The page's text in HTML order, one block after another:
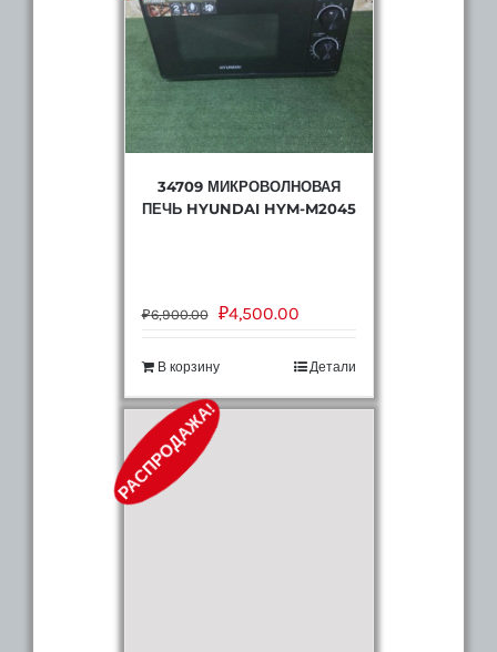
34709 МИКРОВОЛНОВАЯ
ПЕЧЬ HYUNDAI HYM-M2045
₽6,900.00 ₽4,500.00
В корзину Детали
РАСПРОДАЖА!